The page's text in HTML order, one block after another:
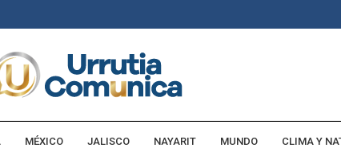
MÉXICO JALISCO NAYARIT MUNDO CLIMA Y